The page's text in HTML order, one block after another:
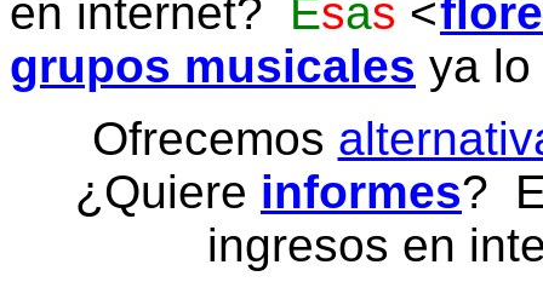
en internet? Esas
grupos musicales ya
Ofrecemos
¿Quiere informes?
ingresos en